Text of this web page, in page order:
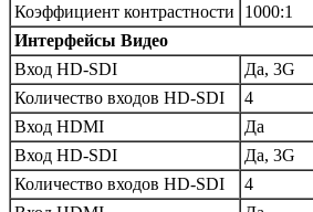
Коэффициент контрастности
1000:1
Интерфейсы Видео
Вход HD-SDI
Да, 3G
Количество входов HD-SDI
4
Вход HDMI
Да
Вход HD-SDI
Да, 3G
Количество входов HD-SDI
4